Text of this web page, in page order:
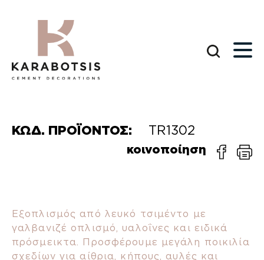
ΚΩΔ. ΠΡΟΪΟΝΤΟΣ: TR1302
κοινοποίηση
Εξοπλισμός από λευκό τσιμέντο με
γαλβανιζέ οπλισμό, υαλοΐνες και ειδικά
πρόσμεικτα. Προσφέρουμε μεγάλη ποικιλία
σχεδίων για αίθρια, κήπους, αυλές και